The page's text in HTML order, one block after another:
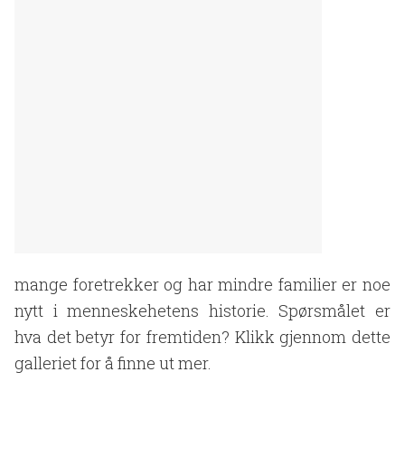
mange foretrekker og har mindre familier er noe
nytt i menneskehetens historie. Spørsmålet er
hva det betyr for fremtiden? Klikk gjennom dette
galleriet for å finne ut mer.